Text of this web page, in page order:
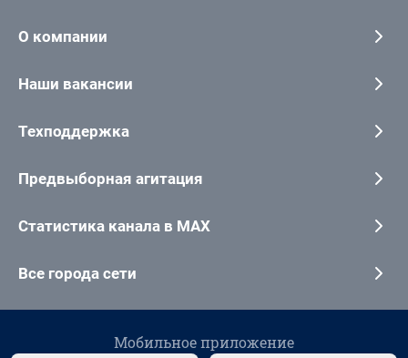
О компании
Наши вакансии
Техподдержка
Предвыборная агитация
Статистика канала в MAX
Все города сети
Мобильное приложение